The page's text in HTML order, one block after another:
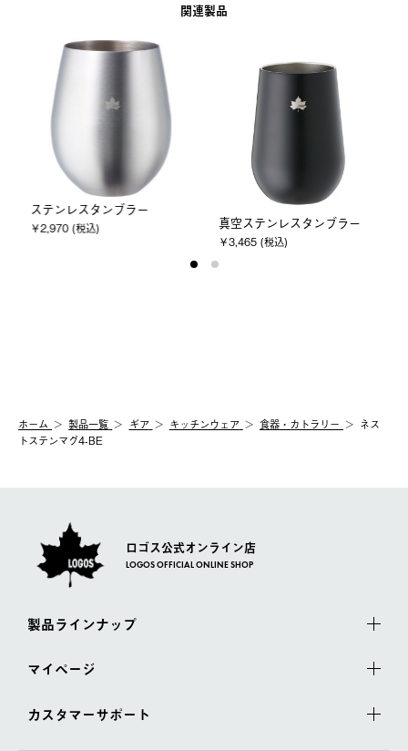
関連製品
ステンレスタンブラー
￥2,970 (税込) 真空ステンレスタンブラー
￥3,465 (税込)
ホーム 製品⼀覧 ギア キッチンウェア 食器・カトラリー
ネス
トステンマグ4-BE
ロゴス公式オンライン店
LOGOS OFFICIAL ONLINE SHOP
製品ラインナップ
マイページ
カスタマーサポート